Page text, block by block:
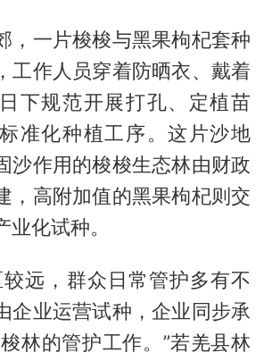
，一片梭梭与黑果枸杞套种
工作人员穿着防晒衣、戴着
下规范开展打孔、定植苗
准化种植工序。这片沙地
沙作用的梭梭生态林由财政
，高附加值的黑果枸杞则交
化试种。
较远，群众日常管护多有不
企业运营试种，企业同步承
林的管护工作。”若羌县林